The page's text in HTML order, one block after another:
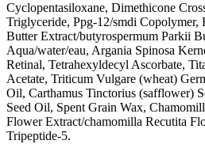
Cyclopentasiloxane, Dimethicone
Triglyceride, Ppg-12/smdi Copolymer,
Butter Extract/butyrospermum Parkii
Aqua/water/eau, Argania Spinosa
Retinal, Tetrahexyldecyl Ascorbate,
Acetate, Triticum Vulgare (wheat)
Oil, Carthamus Tinctorius (safflower)
Seed Oil, Spent Grain Wax,
Flower Extract/chamomilla Recutita
Tripeptide-5.